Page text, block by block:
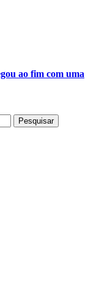
ao fim com uma